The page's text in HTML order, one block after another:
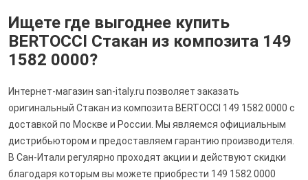
Ищете где выгоднее купить
BERTOCCI Стакан из композита 149
1582 0000?
Интернет-магазин san-italy.ru позволяет заказать
оригинальный Стакан из композита BERTOCCI 149 1582 0000 с
доставкой по Москве и России. Мы являемся официальным
дистрибьютором и предоставляем гарантию производителя.
В Сан-Итали регулярно проходят акции и действуют скидки
благодаря которым вы можете приобрести 149 1582 0000